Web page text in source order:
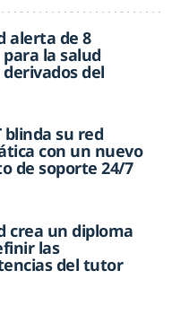
alerta de 8
la salud
del
blinda su red
con un nuevo
de soporte 24/7
crea un diploma
las
del tutor